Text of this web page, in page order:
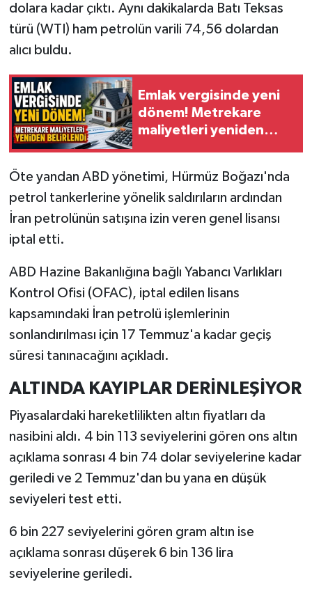
dolara kadar çıktı. Aynı dakikalarda Batı Teksas
türü (WTI) ham petrolün varili 74,56 dolardan
alıcı buldu.
Emlak vergisinde yeni
dönem! Metrekare
maliyetleri yeniden
Öte yandan ABD yönetimi, Hürmüz Boğazı'nda
petrol tankerlerine yönelik saldırıların ardından
İran petrolünün satışına izin veren genel lisansı
iptal etti.
ABD Hazine Bakanlığına bağlı Yabancı Varlıkları
Kontrol Ofisi (OFAC), iptal edilen lisans
kapsamındaki İran petrolü işlemlerinin
sonlandırılması için 17 Temmuz'a kadar geçiş
süresi tanınacağını açıkladı.
ALTINDA KAYIPLAR DERİNLEŞİYOR
Piyasalardaki hareketlilikten altın fiyatları da
nasibini aldı. 4 bin 113 seviyelerini gören ons altın
açıklama sonrası 4 bin 74 dolar seviyelerine kadar
geriledi ve 2 Temmuz'dan bu yana en düşük
seviyeleri test etti.
6 bin 227 seviyelerini gören gram altın ise
açıklama sonrası düşerek 6 bin 136 lira
seviyelerine geriledi.